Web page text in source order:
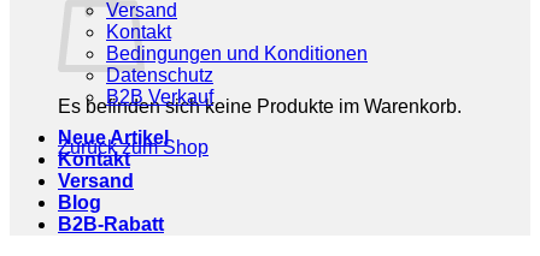
Es befinden sich keine Produkte im Warenkorb.
Zurück zum Shop
Versand
Kontakt
Bedingungen und Konditionen
Datenschutz
B2B Verkauf
Neue Artikel
Kontakt
Versand
Blog
B2B-Rabatt